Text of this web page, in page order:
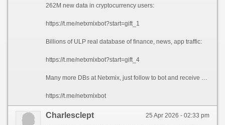
262M new data in cryptocurrency users:
https://t.me/netxmixbot?start=gift_1
Billions of ULP real database of finance, news, app traffic:
https://t.me/netxmixbot?start=gift_4
Many more DBs at Netxmix, just follow to bot and receive updated DBs each day:
https://t.me/netxmixbot
25 Apr 2026 - 02:33 pm
Charlesclept